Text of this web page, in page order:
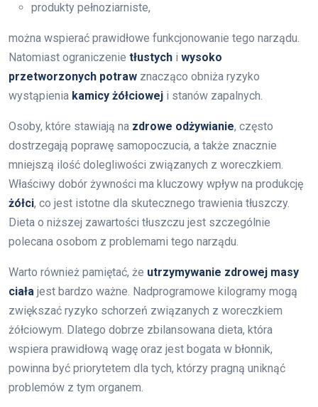
produkty pełnoziarniste,
można wspierać prawidłowe funkcjonowanie tego narządu.
Natomiast ograniczenie tłustych i wysoko
przetworzonych potraw znacząco obniża ryzyko
wystąpienia kamicy żółciowej i stanów zapalnych.
Osoby, które stawiają na zdrowe odżywianie, często
dostrzegają poprawę samopoczucia, a także znacznie
mniejszą ilość dolegliwości związanych z woreczkiem.
Właściwy dobór żywności ma kluczowy wpływ na produkcję
żółci, co jest istotne dla skutecznego trawienia tłuszczy.
Dieta o niższej zawartości tłuszczu jest szczególnie
polecana osobom z problemami tego narządu.
Warto również pamiętać, że utrzymywanie zdrowej masy
ciała jest bardzo ważne. Nadprogramowe kilogramy mogą
zwiększać ryzyko schorzeń związanych z woreczkiem
żółciowym. Dlatego dobrze zbilansowana dieta, która
wspiera prawidłową wagę oraz jest bogata w błonnik,
powinna być priorytetem dla tych, którzy pragną uniknąć
problemów z tym organem.